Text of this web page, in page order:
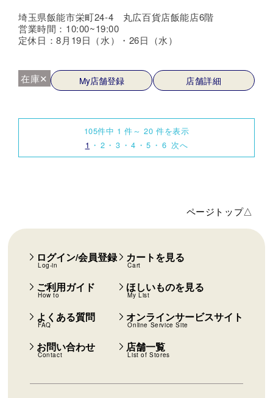
埼玉県飯能市栄町24-4 丸広百貨店飯能店6階
営業時間：10:00~19:00
定休日：8月19日（水）・26日（水）
在庫✕ My店舗登録 店舗詳細
105件中 1 件～ 20 件を表示
1
2 3 4 5 6 次へ
ページトップ△
ログイン/会員登録
Log-in
カートを見る
Cart
ご利用ガイド
How to
ほしいものを見る
My List
よくある質問
FAQ
オンラインサービスサイト
Online Service Site
お問い合わせ
Contact
店舗一覧
List of Stores